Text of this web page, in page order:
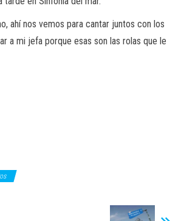
ahí nos vemos para cantar juntos con los
a mi jefa porque esas son las rolas que le